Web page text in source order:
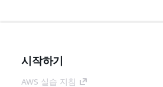
시작하기
AWS 실습 지침